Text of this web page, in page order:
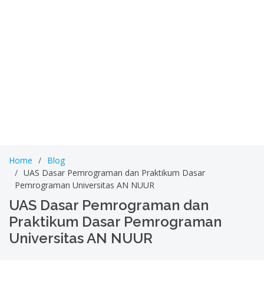
Home
Blog
UAS Dasar Pemrograman dan Praktikum Dasar
Pemrograman Universitas AN NUUR
UAS Dasar Pemrograman dan
Praktikum Dasar Pemrograman
Universitas AN NUUR